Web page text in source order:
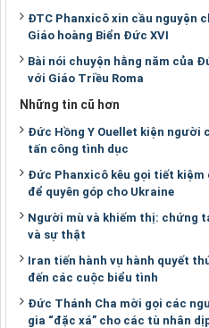
ĐTC Phanxicô xin cầu nguyện
Giáo hoàng Biển Đức XVI
Bài nói chuyện hằng năm của
với Giáo Triều Roma
Những tin cũ hơn
Đức Hồng Y Ouellet kiện người
tấn công tình dục
Đức Phanxicô kêu gọi tiết kiệm
để quyên góp cho Ukraine
Người mù và khiếm thị: chứng
và sự thật
Iran tiến hành vụ hành quyết
đến các cuộc biểu tình
Đức Thánh Cha mời gọi các
gia “đặc xá” cho các tù nhân